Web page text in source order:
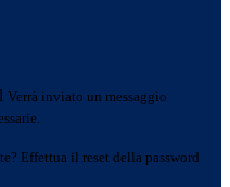
Verrà inviato un messaggio
Effettua il reset della password